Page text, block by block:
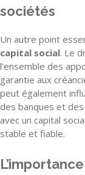
sociétés
Un autre point
capital social. Le
l’ensemble des
garantie aux
peut également
des banques et
avec un capital
stable et fiable.